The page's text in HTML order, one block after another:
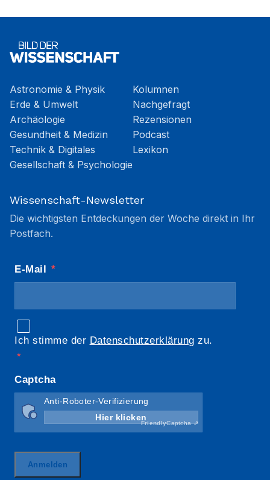
Astronomie & Physik
Erde & Umwelt
Archäologie
Gesundheit & Medizin
Technik & Digitales
Gesellschaft & Psychologie
Kolumnen
Nachgefragt
Rezensionen
Podcast
Lexikon
Wissenschaft-Newsletter
Die wichtigsten Entdeckungen der Woche direkt in Ihr
Postfach.